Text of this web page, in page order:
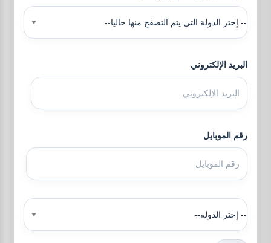
-- إختر الدولة التي يتم التصفح منها حاليا--
البريد الإلكتروني
رقم الموبايل
-- إختر الدوله--